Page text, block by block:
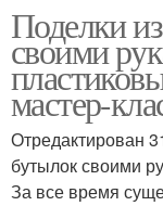
Поделки
своими
мастер-
Отредактирован
бутылок своими
За все время